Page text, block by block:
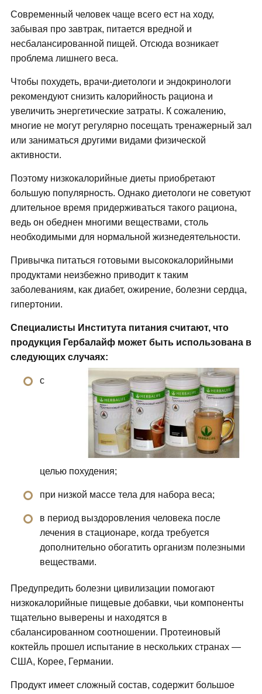
Современный человек чаще всего ест на ходу,
забывая про завтрак, питается вредной и
несбалансированной пищей. Отсюда возникает
проблема лишнего веса.
Чтобы похудеть, врачи-диетологи и эндокринологи
рекомендуют снизить калорийность рациона и
увеличить энергетические затраты. К сожалению,
многие не могут регулярно посещать тренажерный зал
или заниматься другими видами физической
активности.
Поэтому низкокалорийные диеты приобретают
большую популярность. Однако диетологи не советуют
длительное время придерживаться такого рациона,
ведь он обеднен многими веществами, столь
необходимыми для нормальной жизнедеятельности.
Привычка питаться готовыми высококалорийными
продуктами неизбежно приводит к таким
заболеваниям, как диабет, ожирение, болезни сердца,
гипертонии.
Специалисты Института питания считают, что
продукция Гербалайф может быть использована в
следующих случаях:
с
целью похудения;
при низкой массе тела для набора веса;
в период выздоровления человека после
лечения в стационаре, когда требуется
дополнительно обогатить организм полезными
веществами.
Предупредить болезни цивилизации помогают
низкокалорийные пищевые добавки, чьи компоненты
тщательно выверены и находятся в
сбалансированном соотношении. Протеиновый
коктейль прошел испытание в нескольких странах —
США, Корее, Германии.
Продукт имеет сложный состав, содержит большое